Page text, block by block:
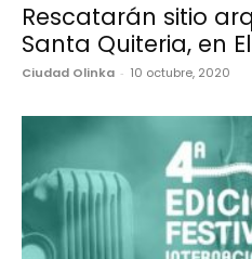
Rescatarán sitio
Santa Quiteria, en
Ciudad Olinka - 10 octubre, 2020